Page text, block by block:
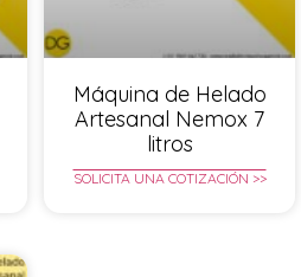
Máquina de Helado
Artesanal Nemox 7
litros
SOLICITA UNA COTIZACIÓN >>